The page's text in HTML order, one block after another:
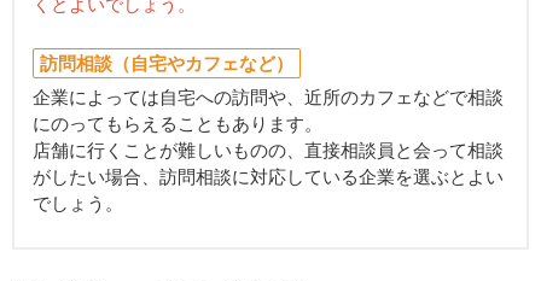
訪問相談（自宅やカフェなど）
企業によっては自宅への訪問や、近所のカフェなどで相談
にのってもらえることもあります。
店舗に行くことが難しいものの、直接相談員と会って相談
がしたい場合、訪問相談に対応している企業を選ぶとよい
でしょう。